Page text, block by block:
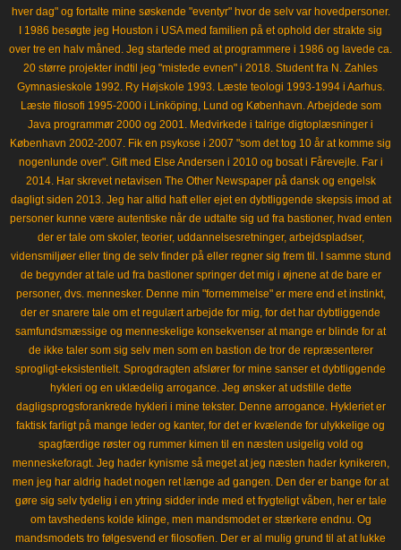
hver dag" og fortalte mine søskende "eventyr" hvor de selv var hovedpersoner.
I 1986 besøgte jeg Houston i USA med familien på et ophold der strakte sig
over tre en halv måned. Jeg startede med at programmere i 1986 og lavede ca.
20 større projekter indtil jeg "mistede evnen" i 2018. Student fra N. Zahles
Gymnasieskole 1992. Ry Højskole 1993. Læste teologi 1993-1994 i Aarhus.
Læste filosofi 1995-2000 i Linköping, Lund og København. Arbejdede som
Java programmør 2000 og 2001. Medvirkede i talrige digtoplæsninger i
København 2002-2007. Fik en psykose i 2007 "som det tog 10 år at komme sig
nogenlunde over". Gift med Else Andersen i 2010 og bosat i Fårevejle. Far i
2014. Har skrevet netavisen The Other Newspaper på dansk og engelsk
dagligt siden 2013. Jeg har altid haft eller ejet en dybtliggende skepsis imod at
personer kunne være autentiske når de udtalte sig ud fra bastioner, hvad enten
der er tale om skoler, teorier, uddannelsesretninger, arbejdspladser,
vidensmiljøer eller ting de selv finder på eller regner sig frem til. I samme stund
de begynder at tale ud fra bastioner springer det mig i øjnene at de bare er
personer, dvs. mennesker. Denne min "fornemmelse" er mere end et instinkt,
der er snarere tale om et regulært arbejde for mig, for det har dybtliggende
samfundsmæssige og menneskelige konsekvenser at mange er blinde for at
de ikke taler som sig selv men som en bastion de tror de repræsenterer
sprogligt-eksistentielt. Sprogdragten afslører for mine sanser et dybtliggende
hykleri og en uklædelig arrogance. Jeg ønsker at udstille dette
dagligsprogsforankrede hykleri i mine tekster. Denne arrogance. Hykleriet er
faktisk farligt på mange leder og kanter, for det er kvælende for ulykkelige og
spagfærdige røster og rummer kimen til en næsten usigelig vold og
menneskeforagt. Jeg hader kynisme så meget at jeg næsten hader kynikeren,
men jeg har aldrig hadet nogen ret længe ad gangen. Den der er bange for at
gøre sig selv tydelig i en ytring sidder inde med et frygteligt våben, her er tale
om tavshedens kolde klinge, men mandsmodet er stærkere endnu. Og
mandsmodets tro følgesvend er filosofien. Der er al mulig grund til at at lukke